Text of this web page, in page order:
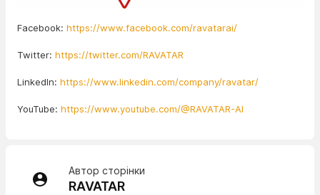
Facebook: https://www.facebook.com/ravatarai/
Twitter: https://twitter.com/RAVATAR
LinkedIn: https://www.linkedin.com/company/ravatar/
YouTube: https://www.youtube.com/@RAVATAR-AI
Автор сторінки
RAVATAR